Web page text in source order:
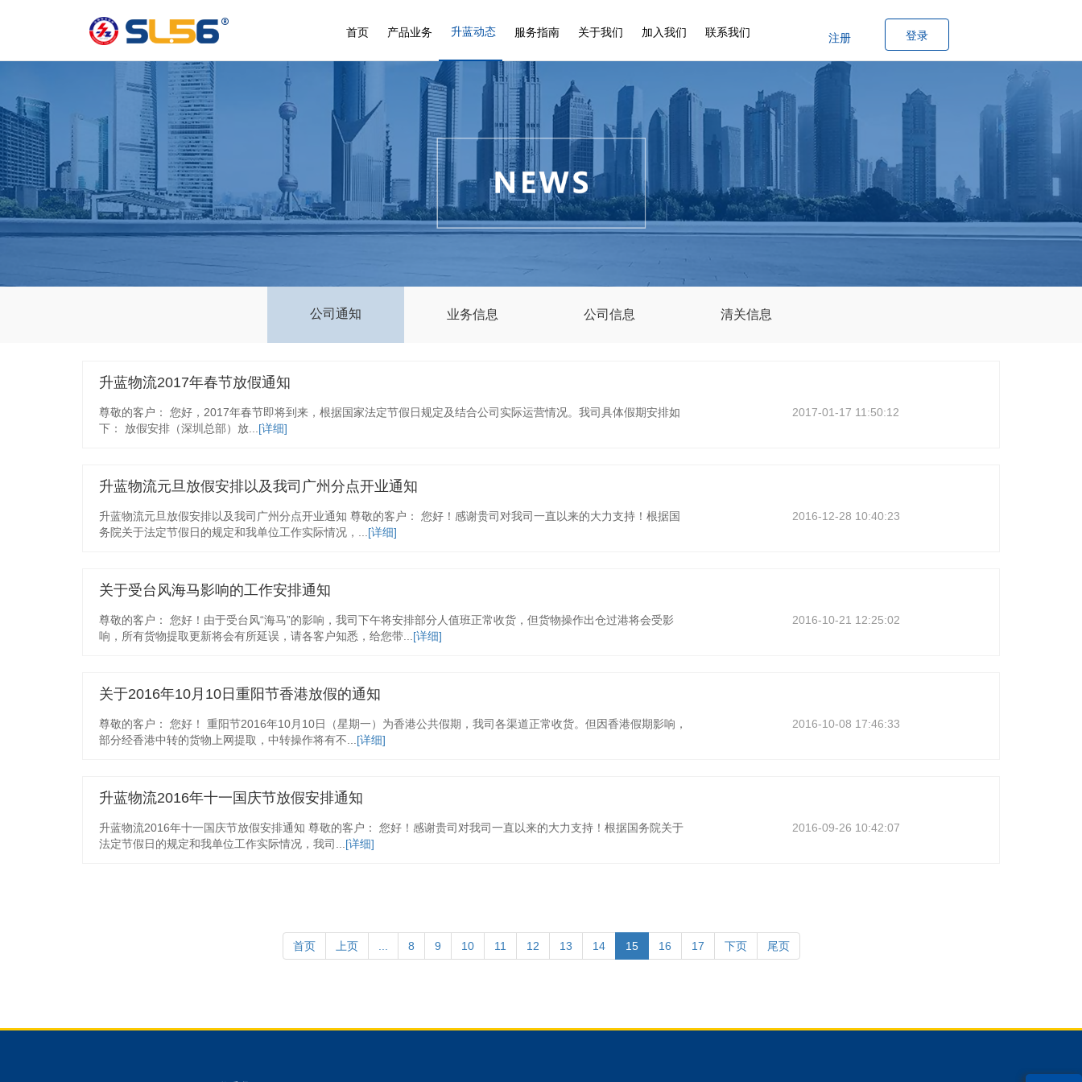
首页 产品业务 升蓝动态 服务指南 关于我们 加入我们 联系我们 注册 登录
公司通知 业务信息 公司信息 清关信息
升蓝物流2017年春节放假通知
尊敬的客户： 您好，2017年春节即将到来，根据国家法定节假日规定及结合公司实际运营情况。我司具体假期安排如
下： 放假安排（深圳总部）放... [详细]
2017-01-17 11:50:12
升蓝物流元旦放假安排以及我司广州分点开业通知
升蓝物流元旦放假安排以及我司广州分点开业通知 尊敬的客户： 您好！感谢贵司对我司一直以来的大力支持！根据国
务院关于法定节假日的规定和我单位工作实际情况，... [详细]
2016-12-28 10:40:23
关于受台风海马影响的工作安排通知
尊敬的客户： 您好！由于受台风“海马”的影响，我司下午将安排部分人值班正常收货，但货物操作出仓过港将会受影
响，所有货物提取更新将会有所延误，请各客户知悉，给您带... [详细]
2016-10-21 12:25:02
关于2016年10月10日重阳节香港放假的通知
尊敬的客户： 您好！ 重阳节2016年10月10日（星期一）为香港公共假期，我司各渠道正常收货。但因香港假期影响，
部分经香港中转的货物上网提取，中转操作将有不... [详细]
2016-10-08 17:46:33
升蓝物流2016年十一国庆节放假安排通知
升蓝物流2016年十一国庆节放假安排通知 尊敬的客户： 您好！感谢贵司对我司一直以来的大力支持！根据国务院关于
法定节假日的规定和我单位工作实际情况，我司... [详细]
2016-09-26 10:42:07
首页 上页 8 9 10 11 12 13 14 15 16 17 下页 尾页